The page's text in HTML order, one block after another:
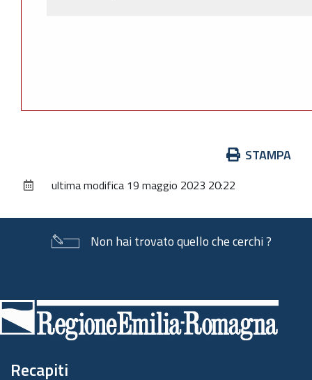
documento
STAMPA
ultima modifica 19 maggio 2023 20:22
Non hai trovato quello che cerchi ?
di
pagina
Recapiti